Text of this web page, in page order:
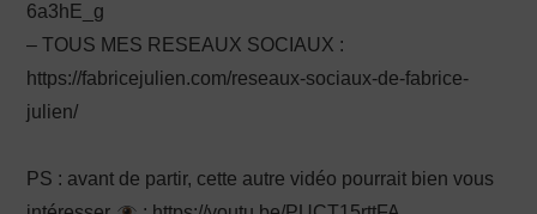
6a3hE_g
– TOUS MES RESEAUX SOCIAUX :
https://fabricejulien.com/reseaux-sociaux-de-fabrice-
julien/
PS : avant de partir, cette autre vidéo pourrait bien vous